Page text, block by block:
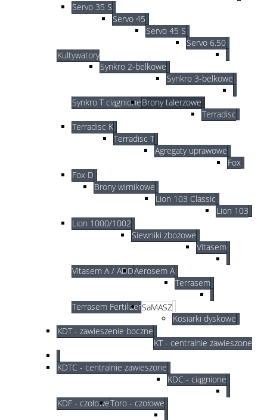
Servo 35 S
Servo 45
Servo 45 S
Servo 6.50
Kultywatory
Synkro 2-belkowe
Synkro 3-belkowe
Synkro T ciągnioneBrony talerzowe
Terradisc
Terradisc K
Terradisc T
Agregaty uprawowe
Fox
Fox D
Brony wirnikowe
Lion 103 Classic
Lion 103
Lion 1000/1002
Siewniki zbożowe
Vitasem
Vitasem A / ADDAerosem A
Terrasem
Terrasem FertilizerSaMASZ
Kosiarki dyskowe
KDT - zawieszenie boczne
KT - centralnie zawieszone
KDTC - centralnie zawieszone
KDC - ciągnione
KDF - czołoweToro - czołowe